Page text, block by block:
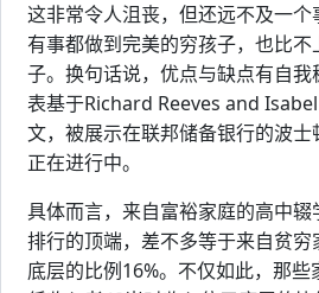
这非常令人沮丧，但还远不及一
有事都做到完美的穷孩子，也比
子。换句话说，优点与缺点有自
表基于Richard Reeves and
文，被展示在联邦储备银行的波
正在进行中。
具体而言，来自富裕家庭的高中
排行的顶端，差不多等于来自贫
底层的比例16%。不仅如此，那